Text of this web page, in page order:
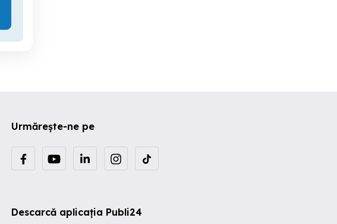
Urmărește-ne pe
Descarcă aplicația Publi24